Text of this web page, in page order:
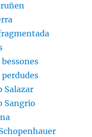
Salazar
Sangrio